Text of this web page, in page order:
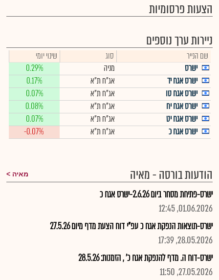
הצעות פרסומיות
ניירות ערך נוספים
שם הנייר סוג
שינוי יומי
ישרס
מניה
0.29%
ישרס אגח יד
אג"ח ת"א
0.17%
ישרס אגח טו
אג"ח ת"א
0.07%
ישרס אגח יח
אג"ח ת"א
0.08%
ישרס אגח יט
אג"ח ת"א
0.07%
ישרס אגח כ
אג"ח ת"א -0.07%
הודעות בורסה - מאיה מאיה
ישרס-פתיחת מסחר ביום 2.6.26-ישרס אגח כ
01.06.2026, 12:45
ישרס-תוצאות הנפקת אגח כ עפ"י דוח הצעת מדף מיום 27.5.26
28.05.2026, 17:39
ישרס-דוח ה. מדף להנפקת אגח כ' , הזמנות: 28.5.26
27.05.2026, 11:50